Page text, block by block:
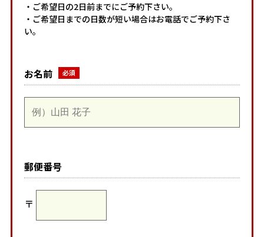
・ご希望日の2日前までにご予約下さい。
・ご希望日までの日数が短い場合はお電話でご予約下さ
い。
お名前
郵便番号
〒